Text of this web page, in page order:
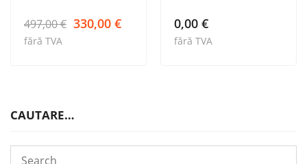
497,00€ Prețul
inițial
330,00 €Prețul
fără TVA
0,00 €
fără TVA
CAUTARE…